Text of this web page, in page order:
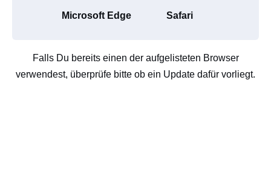
Microsoft Edge Safari
Falls Du bereits einen der aufgelisteten Browser
verwendest, überprüfe bitte ob ein Update dafür vorliegt.